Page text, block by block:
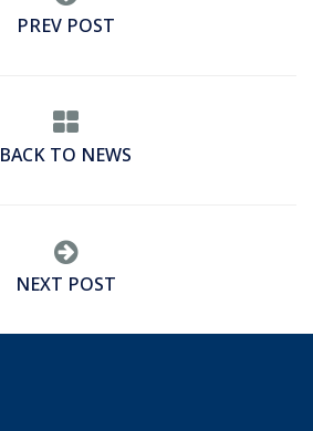
PREV POST
BACK TO NEWS
NEXT POST